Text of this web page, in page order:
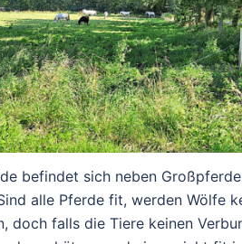
befindet sich neben
alle Pferde fit, werden Wölfe
doch falls die Tiere keinen